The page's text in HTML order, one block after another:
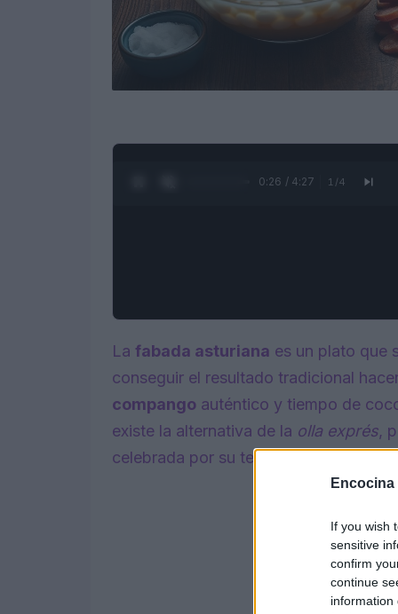
Encocina
If you wish
sensitive
confirm
continue
information
0:27 / 4:27 1 /4
La fabada asturiana es un plato que
conseguir el resultado tradicional
compango auténtico y tiempo de
existe la alternativa de la olla exprés,
celebrada por su textura y fondo.